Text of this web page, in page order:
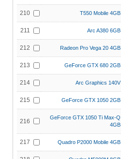
210 T550 Mobile 4GB
211 Arc A380 6GB
212 Radeon Pro Vega 20 4GB
213 GeForce GTX 680 2GB
214 Arc Graphics 140V
215 GeForce GTX 1050 2GB
216
GeForce GTX 1050 Ti Max-Q
4GB
217 Quadro P2000 Mobile 4GB